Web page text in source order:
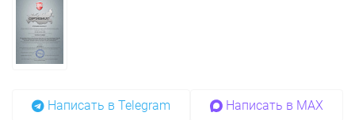
Написать в Telegram Написать в MAX